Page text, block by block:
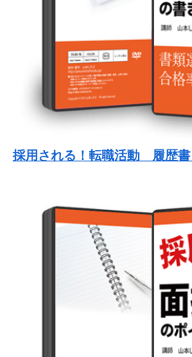
採用される！転職活動 履歴書